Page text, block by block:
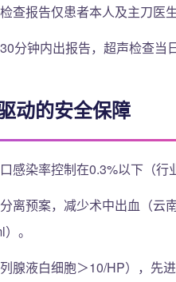
查报告仅患者本人及主刀医生
分钟内出报告，超声检查当
动的安全保障
感染率控制在0.3%以下（行
离预案，减少术中出血（云
。
腺液白细胞＞10/HP），先